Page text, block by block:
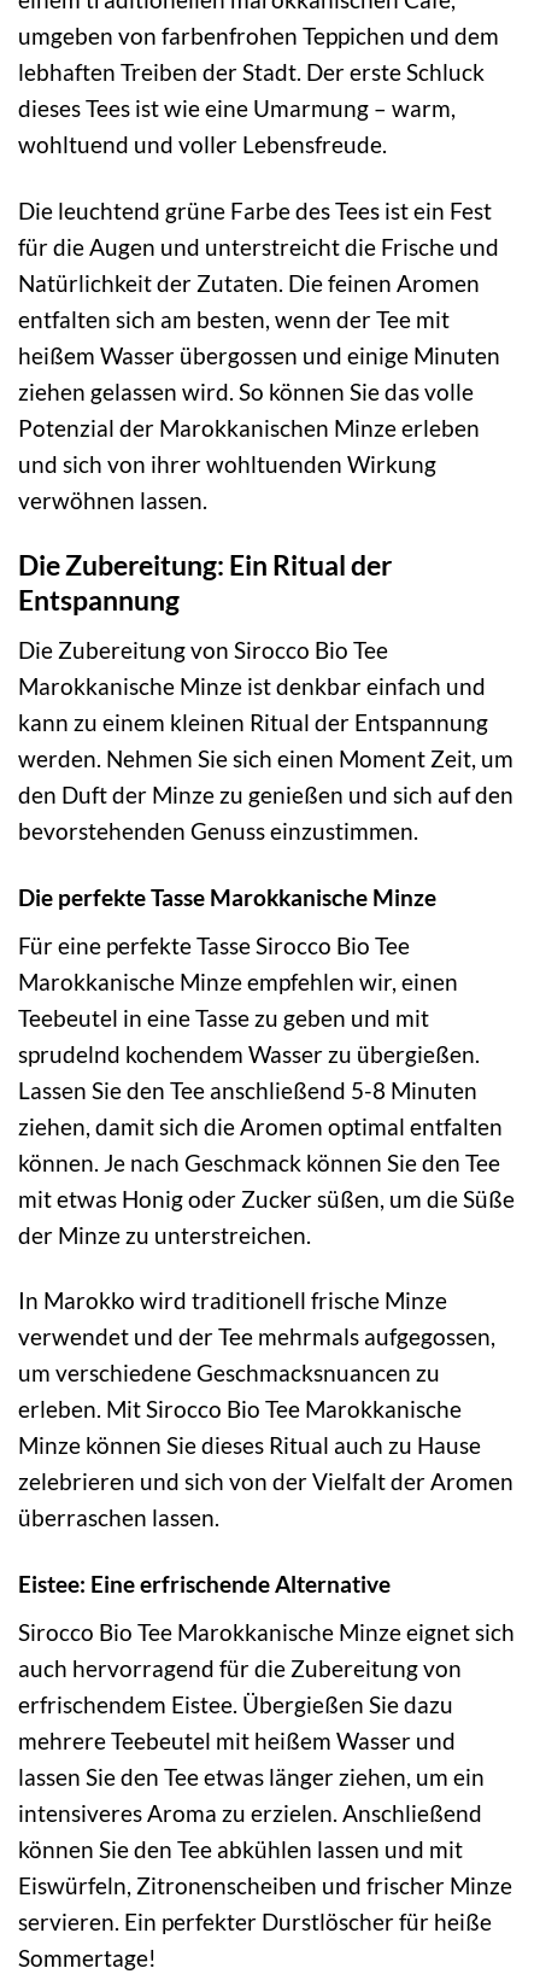
umgeben von farbenfrohen Teppichen und dem
lebhaften Treiben der Stadt. Der erste Schluck
dieses Tees ist wie eine Umarmung – warm,
wohltuend und voller Lebensfreude.
Die leuchtend grüne Farbe des Tees ist ein Fest
für die Augen und unterstreicht die Frische und
Natürlichkeit der Zutaten. Die feinen Aromen
entfalten sich am besten, wenn der Tee mit
heißem Wasser übergossen und einige Minuten
ziehen gelassen wird. So können Sie das volle
Potenzial der Marokkanischen Minze erleben
und sich von ihrer wohltuenden Wirkung
verwöhnen lassen.
Die Zubereitung: Ein Ritual der
Entspannung
Die Zubereitung von Sirocco Bio Tee
Marokkanische Minze ist denkbar einfach und
kann zu einem kleinen Ritual der Entspannung
werden. Nehmen Sie sich einen Moment Zeit, um
den Duft der Minze zu genießen und sich auf den
bevorstehenden Genuss einzustimmen.
Die perfekte Tasse Marokkanische Minze
Für eine perfekte Tasse Sirocco Bio Tee
Marokkanische Minze empfehlen wir, einen
Teebeutel in eine Tasse zu geben und mit
sprudelnd kochendem Wasser zu übergießen.
Lassen Sie den Tee anschließend 5-8 Minuten
ziehen, damit sich die Aromen optimal entfalten
können. Je nach Geschmack können Sie den Tee
mit etwas Honig oder Zucker süßen, um die Süße
der Minze zu unterstreichen.
In Marokko wird traditionell frische Minze
verwendet und der Tee mehrmals aufgegossen,
um verschiedene Geschmacksnuancen zu
erleben. Mit Sirocco Bio Tee Marokkanische
Minze können Sie dieses Ritual auch zu Hause
zelebrieren und sich von der Vielfalt der Aromen
überraschen lassen.
Eistee: Eine erfrischende Alternative
Sirocco Bio Tee Marokkanische Minze eignet sich
auch hervorragend für die Zubereitung von
erfrischendem Eistee. Übergießen Sie dazu
mehrere Teebeutel mit heißem Wasser und
lassen Sie den Tee etwas länger ziehen, um ein
intensiveres Aroma zu erzielen. Anschließend
können Sie den Tee abkühlen lassen und mit
Eiswürfeln, Zitronenscheiben und frischer Minze
servieren. Ein perfekter Durstlöscher für heiße
Sommertage!